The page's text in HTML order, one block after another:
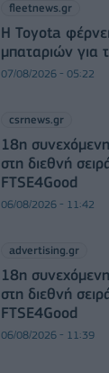
fleetnews.gr
Η Toyota
μπαταριών για
07/08/2026 - 05:22
csrnews.gr
18η
στη διεθνή
FTSE4Good
06/08/2026 - 11:42
advertising.gr
18η
στη διεθνή
FTSE4Good
06/08/2026 - 11:39